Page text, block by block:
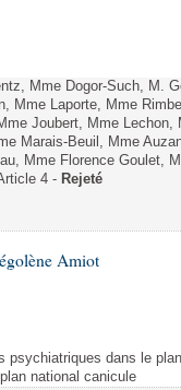
Mme Dogor-Such, M.
Mme Laporte, Mme
Joubert, Mme
Marais-Beuil, Mme
Mme Florence Goulet,
4 - Rejeté
Amiot
psychiatriques dans le
national canicule